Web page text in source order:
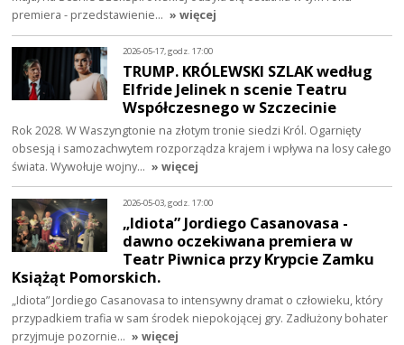
premiera - przedstawienie… » więcej
2026-05-17, godz. 17:00
TRUMP. KRÓLEWSKI SZLAK według
Elfride Jelinek n scenie Teatru
Współczesnego w Szczecinie
Rok 2028. W Waszyngtonie na złotym tronie siedzi Król. Ogarnięty
obsesją i samozachwytem rozporządza krajem i wpływa na losy całego
świata. Wywołuje wojny… » więcej
2026-05-03, godz. 17:00
„Idiota” Jordiego Casanovasa -
dawno oczekiwana premiera w
Teatr Piwnica przy Krypcie Zamku
Książąt Pomorskich.
„Idiota” Jordiego Casanovasa to intensywny dramat o człowieku, który
przypadkiem trafia w sam środek niepokojącej gry. Zadłużony bohater
przyjmuje pozornie… » więcej